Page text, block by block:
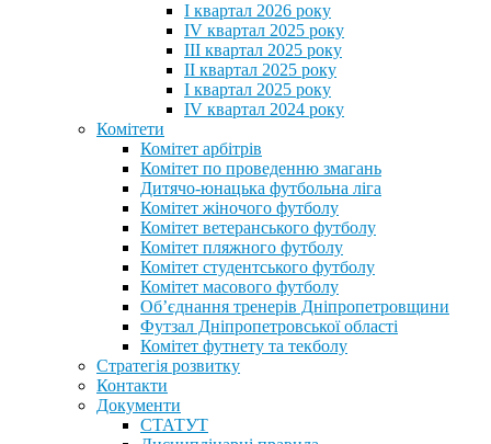
I квартал 2026 року
IV квартал 2025 року
III квартал 2025 року
II квартал 2025 року
I квартал 2025 року
IV квартал 2024 року
Комітети
Комітет арбітрів
Комітет по проведенню змагань
Дитячо-юнацька футбольна ліга
Комітет жіночого футболу
Комітет ветеранського футболу
Комітет пляжного футболу
Комітет студентського футболу
Комітет масового футболу
Обʼєднання тренерів Дніпропетровщини
Футзал Дніпропетровської області
Комітет футнету та текболу
Стратегія розвитку
Контакти
Документи
СТАТУТ